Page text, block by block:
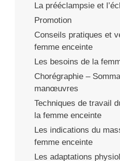
La prééclampsie et
Promotion
Conseils pratiques et
femme enceinte
Les besoins de la
Chorégraphie –
manœuvres
Techniques de travail
la femme enceinte
Les indications du
femme enceinte
Les adaptations